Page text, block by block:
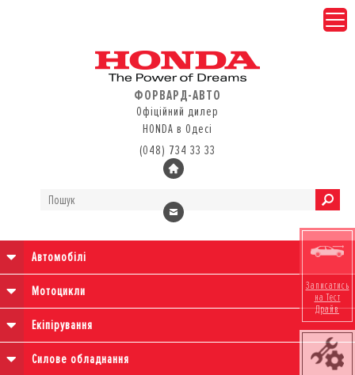
ФОРВАРД-АВТО
Офіційний дилер
HONDA в Одесі
(048) 734 33 33
Автомобілі
Мотоцикли
Екіпірування
Силове обладнання
Записатись
на Тест
Драйв